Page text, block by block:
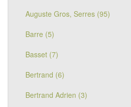
Auguste Gros, Serres (95)
Barre (5)
Basset (7)
Bertrand (6)
Bertrand Adrien (3)